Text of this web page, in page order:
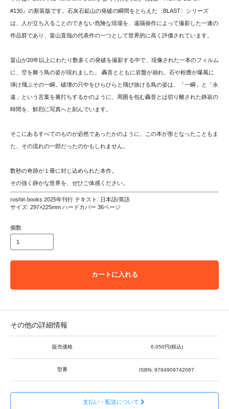
#130』の新装版です。石灰石鉱山の発破の瞬間をとらえた〈BLAST〉シリーズ
は、人が立ち入ることのできない危険な現場を、遠隔操作によって撮影した一連の
作品群であり、畠山直哉の代表作の一つとして世界的に高く評価されています。
畠山が20年以上にわたり数多くの発破を撮影する中で、現像された一本のフィルム
に、空を舞う鳥の姿が現れました。 轟音とともに岩盤が崩れ、石や粉塵が爆風に
弾け飛ぶその一瞬。破壊の只中をひらひらと飛び抜ける鳥の姿は、「一瞬」と「永
遠」という言葉を裏打ちするかのように、周囲を包む轟音とは切り離された静寂の
時間を、鮮烈に写真へと刻んでいます。
そこにあるすべてのものが必然であったかのように、この本が形となったこともま
た、その流れの一部だったのかもしれません。
数秒の奇跡が１冊に封じ込められた本作。
その強く静かな世界を、ぜひご体感ください。
roshin books 2025年刊行 テキスト: 日本語/英語
サイズ: 297×225mm ハードカバー 36ページ
個数
カートに入れる
その他の詳細情報
販売価格 6,050円(税込)
型番 ISBN: 9784909742087
支払い・配送について